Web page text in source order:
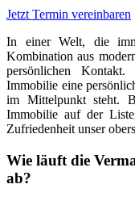
Jetzt Termin vereinbaren
In einer Welt, die
Kombination aus
persönlichen
Immobilie eine
im Mittelpunkt steht.
Immobilie auf der
Zufriedenheit unser
Wie läuft die
ab?